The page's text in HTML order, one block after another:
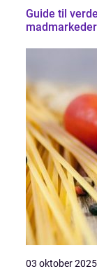
Guide til
madmarkeder
03 oktober 2025